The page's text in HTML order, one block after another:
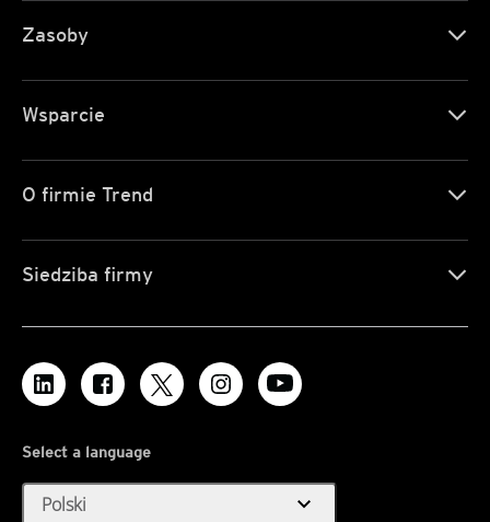
Zasoby
Wsparcie
O firmie Trend
Siedziba firmy
Select a language
Polski expand_more